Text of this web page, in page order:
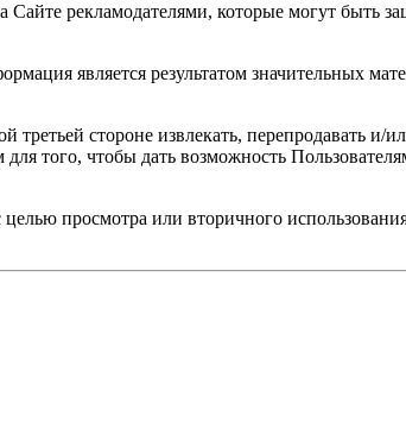
рекламодателями, которые могут быть
является результатом значительных
стороне извлекать, перепродавать и/
того, чтобы дать возможность
просмотра или вторичного